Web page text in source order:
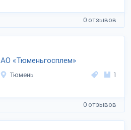
0 отзывов
АО «Тюменьгосплем»
Тюмень 1
0 отзывов